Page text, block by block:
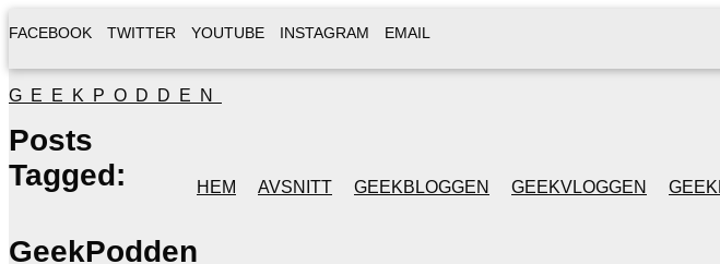
FACEBOOK TWITTER YOUTUBE INSTAGRAM EMAIL
GEEKPODDEN
HEM AVSNITT GEEKBLOGGEN GEEKVLOGGEN
Posts
Tagged:
GeekPodden